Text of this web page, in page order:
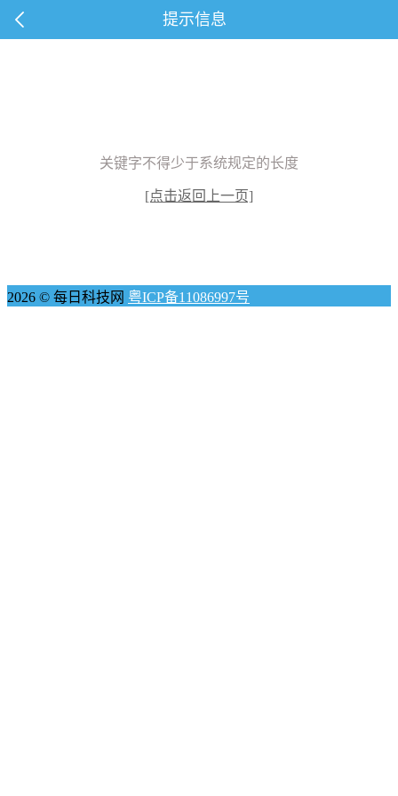
提示信息
关键字不得少于系统规定的长度
[点击返回上一页]
2026 © 每日科技网 粤ICP备11086997号